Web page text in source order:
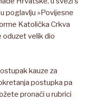
poglavlju »Povijesne
Katolička Crkva
oduzet velik dio
kauze za
postupka pa
pronaći u rubrici